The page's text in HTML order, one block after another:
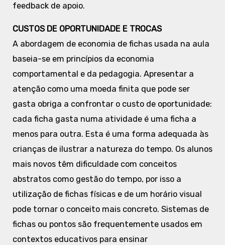
feedback de apoio.
CUSTOS DE OPORTUNIDADE E TROCAS
A abordagem de economia de fichas usada na aula
baseia-se em princípios da economia
comportamental e da pedagogia. Apresentar a
atenção como uma moeda finita que pode ser
gasta obriga a confrontar o custo de oportunidade:
cada ficha gasta numa atividade é uma ficha a
menos para outra. Esta é uma forma adequada às
crianças de ilustrar a natureza do tempo. Os alunos
mais novos têm dificuldade com conceitos
abstratos como gestão do tempo, por isso a
utilização de fichas físicas e de um horário visual
pode tornar o conceito mais concreto. Sistemas de
fichas ou pontos são frequentemente usados em
contextos educativos para ensinar